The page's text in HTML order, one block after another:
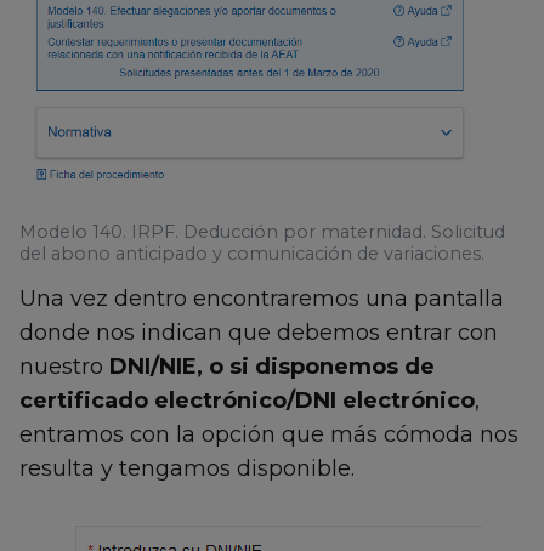
Modelo 140. IRPF. Deducción por maternidad. Solicitud
del abono anticipado y comunicación de variaciones.
Una vez dentro encontraremos una pantalla
donde nos indican que debemos entrar con
nuestro DNI/NIE, o si disponemos de
certificado electrónico/DNI electrónico,
entramos con la opción que más cómoda nos
resulta y tengamos disponible.